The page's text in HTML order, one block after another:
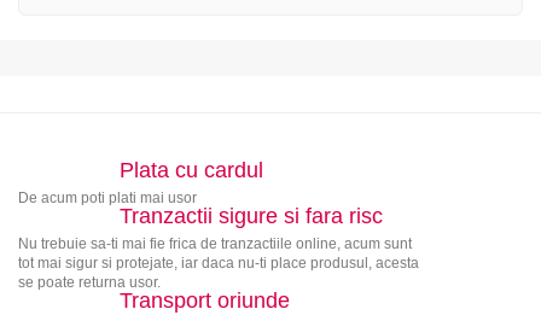
Plata cu cardul
De acum poti plati mai usor
Tranzactii sigure si fara risc
Nu trebuie sa-ti mai fie frica de tranzactiile online, acum sunt
tot mai sigur si protejate, iar daca nu-ti place produsul, acesta
se poate returna usor.
Transport oriunde